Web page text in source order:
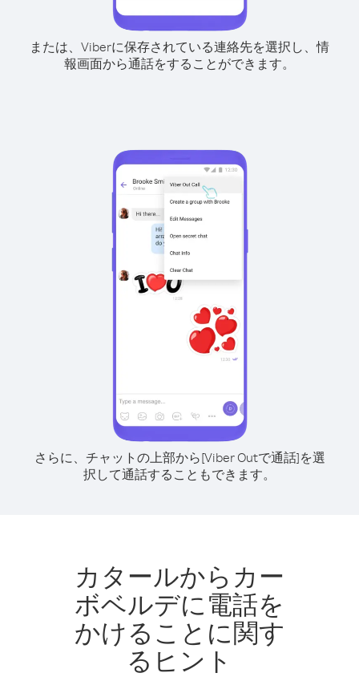
または、Viberに保存されている連絡先を選択し、情
報画面から通話をすることができます。
さらに、チャットの上部から[Viber Outで通話]を選
択して通話することもできます。
カタールからカー
ボベルデに電話を
かけることに関す
るヒント